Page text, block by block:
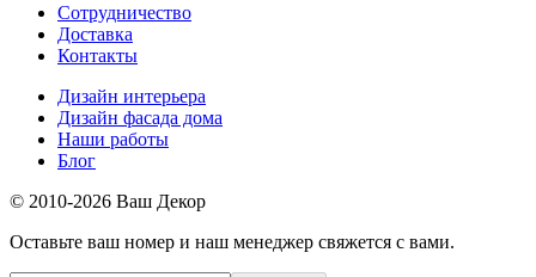
Сотрудничество
Доставка
Контакты
Дизайн интерьера
Дизайн фасада дома
Наши работы
Блог
© 2010-2026 Ваш Декор
Оставьте ваш номер и наш менеджер свяжется с вами.